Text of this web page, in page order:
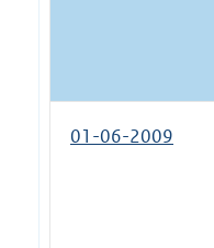
01-06-2009